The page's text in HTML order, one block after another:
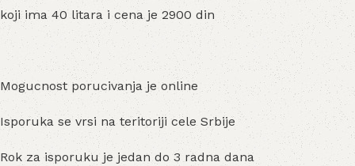
koji ima 40 litara i cena je 2900 din
Mogucnost porucivanja je online
Isporuka se vrsi na teritoriji cele Srbije
Rok za isporuku je jedan do 3 radna dana